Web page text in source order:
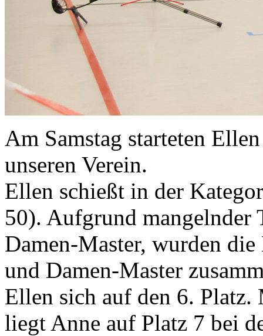
Am Samstag starteten
unseren Verein.
Ellen schießt in der
50). Aufgrund mangelnder
Damen-Master, wurden
und Damen-Master
Ellen sich auf den 6.
liegt Anne auf Platz 7 bei